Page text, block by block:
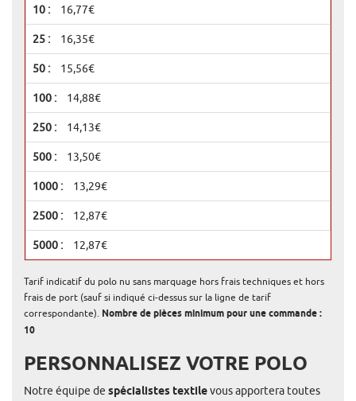
16,77€
16,35€
15,56€
14,88€
14,13€
13,50€
13,29€
12,87€
12,87€
Tarif indicatif du polo nu sans marquage hors frais techniques et hors
frais de port (sauf si indiqué ci-dessus sur la ligne de tarif
correspondante). Nombre de pièces minimum pour une commande :
10
PERSONNALISEZ VOTRE POLO
Notre équipe de spécialistes textilevous apportera toutes